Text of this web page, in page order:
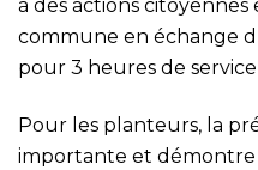
à des actions
commune en échange
pour 3 heures de
Pour les planteurs, la
importante et